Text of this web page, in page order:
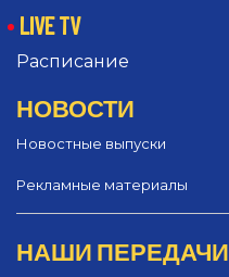
LIVE TV
Расписание
НОВОСТИ
Новостные выпуски
Рекламные материалы
НАШИ ПЕРЕДАЧИ